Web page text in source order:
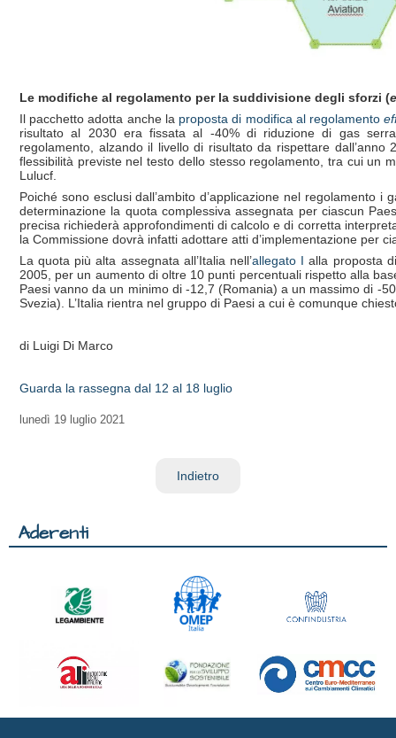
Le modifiche al regolamento per la suddivisione degli sforzi (
Il pacchetto adotta anche la proposta di modifica al regolamento
risultato al 2030 era fissata al -40% di riduzione di gas
regolamento, alzando il livello di risultato da rispettare
flessibilità previste nel testo dello stesso regolamento, tra cui un
Lulucf.
Poiché sono esclusi dall’ambito d’applicazione nel regolamento
determinazione la quota complessiva assegnata per ciascun
precisa richiederà approfondimenti di calcolo e di corretta
la Commissione dovrà infatti adottare atti d’implementazione per
La quota più alta assegnata all’Italia nell’allegato I alla proposta
2005, per un aumento di oltre 10 punti percentuali rispetto alla
Paesi vanno da un minimo di -12,7 (Romania) a un massimo di -
Svezia). L’Italia rientra nel gruppo di Paesi a cui è comunque
di Luigi Di Marco
Guarda la rassegna dal 12 al 18 luglio
lunedì 19 luglio 2021
Indietro
Aderenti